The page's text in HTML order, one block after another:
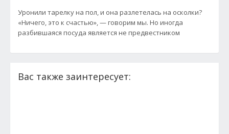
Уронили тарелку на пол, и она разлетелась на осколки?
«Ничего, это к счастью», — говорим мы. Но иногда
разбившаяся посуда является не предвестником
Вас также заинтересует: